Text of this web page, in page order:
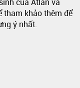
tham khảo thêm để
ý nhất.